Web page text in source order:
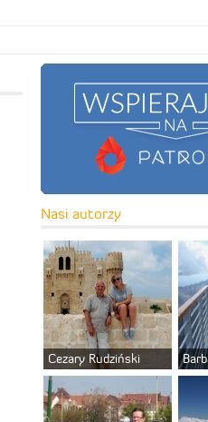
Nasi autorzy
Cezary Rudziński